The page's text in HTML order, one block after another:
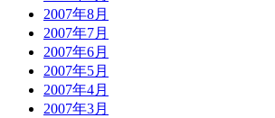
2007年8月
2007年7月
2007年6月
2007年5月
2007年4月
2007年3月